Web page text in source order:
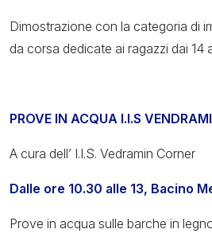
Dimostrazione con la categoria di
da corsa dedicate ai ragazzi dai 14
PROVE IN ACQUA I.I.S
A cura dell’ I.I.S. Vedramin Corner
Dalle ore 10.30 alle 13, Bacino
Prove in acqua sulle barche in